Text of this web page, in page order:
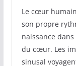
Le cœur
son propre
naissance
du cœur. Les
sinusal